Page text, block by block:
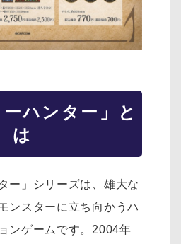
ーハンター」と
は
ー」シリーズは、雄大な
ンスターに立ち向かうハ
ンゲームです。2004年